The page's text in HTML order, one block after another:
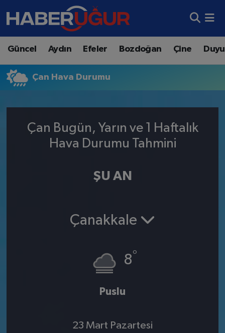
Güncel Aydın Efeler Bozdoğan Çine
Çan Hava Durumu
Çan Bugün, Yarın ve 1 Haftalık
Hava Durumu Tahmini
ŞU AN
Çanakkale
8°
Puslu
23 Mart Pazartesi
Aydın Nöbetçi Eczaneler
Aydın Hava Durumu
Süper Lig Puan Durumu ve Fikstür
Haber Arşivi